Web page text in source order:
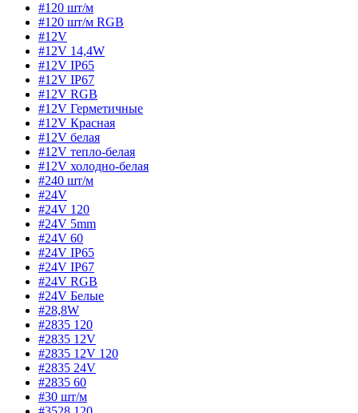
#120 шт/м
#120 шт/м RGB
#12V
#12V 14,4W
#12V IP65
#12V IP67
#12V RGB
#12V Герметичные
#12V Красная
#12V белая
#12V тепло-белая
#12V холодно-белая
#240 шт/м
#24V
#24V 120
#24V 5mm
#24V 60
#24V IP65
#24V IP67
#24V RGB
#24V Белые
#28,8W
#2835 120
#2835 12V
#2835 12V 120
#2835 24V
#2835 60
#30 шт/м